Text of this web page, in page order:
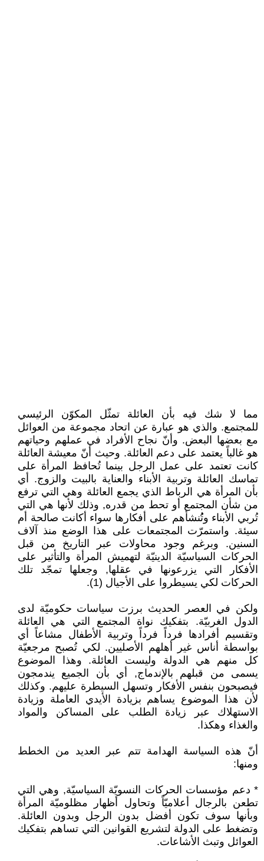
مما لا شك فيه بأن العائلة تمثّل المكوّن الرئيسي
للمجتمع. والذي هو عبارة عن اتحاد مجموعة من العوائل
مع بعضها البعض. وأنّ نجاح الأفراد في عملهم وحياتهم
هو غالباً يعتمد على دعم العائلة. وحيث أنّ معيشة العائلة
كانت تعتمد على عمل الرجل بينما تُحافظ المرأة على
تماسك العائلة وتربية الأبناء والعناية بالبيت والزوج. أي
بأن المرأة هي الرباط الذي يجمع العائلة وهي التي ترفع
من شأن المجتمع أو تحط من قدره, وذلك لأنها هي التي
تُربي الأبناء وتُُنشأهم على أفكارها سواء أكانت صالحة أم
سيئة. واستمرّت المجتمعات على هذا الوضع منذ آلاف
السنين. وبرغم وجود محاولات عبر التاريخ من قبل
الحركات السياسيّة الدينيّة لتهميش المرأة والتأثير على
الأفكار التي يزرعونها في عقلها, وجعلها تمجّد تلك
الحركات لكي يسيطروا على الأجيال (1).
ولكن في العصر الحديث برزت سياسات حكوميّة لدى
الدول الغربيّة. بتفكيك نواة المجتمع التي هي العائلة
وتقسيم أفرادها فرداً فرداً وتربية الأطفال مشاعاً أي
بواسطة أناس غير أهلهم الأصليين. لكي تُصبح مرجعيّة
كل منهم هي الدولة وليست العائلة. وهذا الموضوع
يسمى من قبلهم بالإندماج, أي بأن الجميع يندمجون
فيصبحون بنفس الأفكار وتسهل السيطرة عليهم. وكذلك
لأن هذا الموضوع يساهم بزيادة الأيدي العاملة وزيادة
الاستهلاك عبر زيادة الطلب على المساكن والمواد
والغذاء وهكذا.
أنّ هذه السياسة الهدامة تتم عبر العديد من الخطط
ومنها:
* دعم مؤسسات الحركات النسويّة السياسيّة, وهي التي
تطعن بالرجال أعلاميّاً وتحاول أظهار مظلوميّة المرأة
وبأنها سوف تكون أفضل بدون الرجل وبدون العائلة.
وتضغط على الدولة لتشريع القوانين التي تساهم بتفكيك
العوائل وتبث الأشاعات.